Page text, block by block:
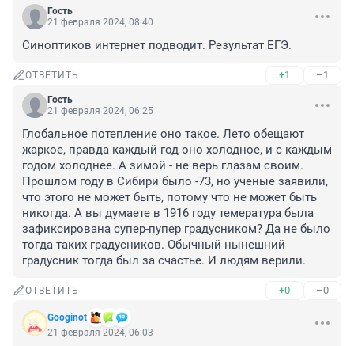
Гость
21 февраля 2024, 08:40
Синоптиков интернет подводит. Результат ЕГЭ.
ОТВЕТИТЬ +1 –1
Гость
21 февраля 2024, 06:25
Глобальное потепление оно такое. Лето обещают
жаркое, правда каждый год оно холодное, и с каждым
годом холоднее. А зимой - не верь глазам своим.
Прошлом году в Сибири было -73, но ученые заявили,
что этого не может быть, потому что не может быть
никогда. А вы думаете в 1916 году темература была
зафиксирована супер-пупер градусником? Да не было
тогда таких градусников. Обычный нынешний
градусник тогда был за счастье. И людям верили.
ОТВЕТИТЬ +0 –0
Googinot
21 февраля 2024, 06:03